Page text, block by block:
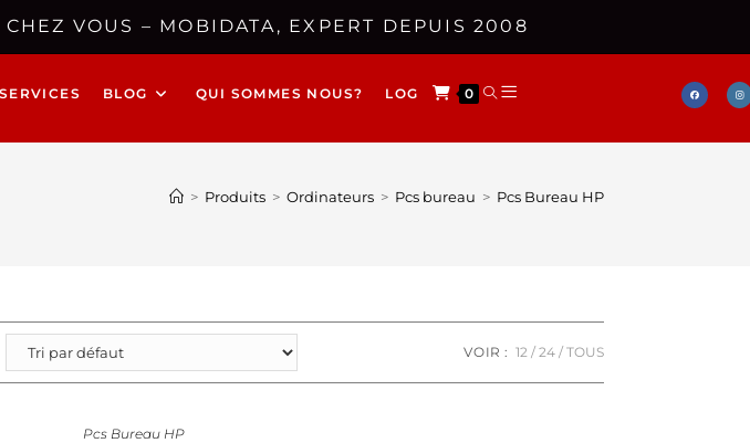
VOUS – MOBIDATA, EXPERT DEPUIS 2008
SERVICES BLOG QUI SOMMES NOUS? LOG 0
> Produits > Ordinateurs > Pcs bureau > Pcs Bureau HP
VOIR : 12 24 TOUS
Pcs Bureau HP